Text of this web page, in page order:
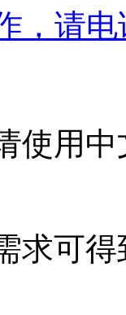
，请
使用中
求可